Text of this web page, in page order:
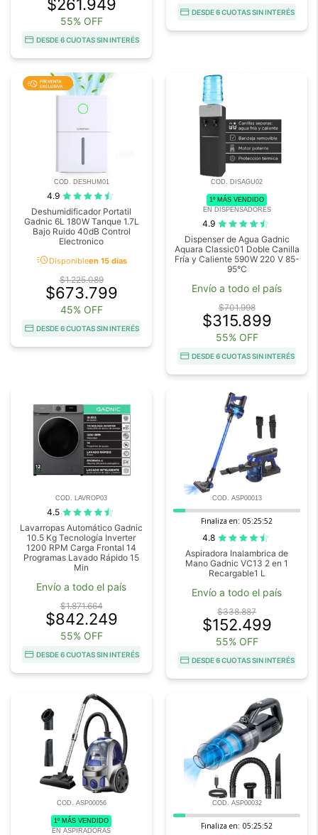
$261.949
55% OFF
DESDE 6 CUOTAS SIN INTERÉS
DESDE 6 CUOTAS SIN INTERÉS
COD. DESHUM01
4.9
Deshumidificador Portatil
Gadnic 6L 180W Tanque 1.7L
Bajo Ruido 40dB Control
Electronico
acuteDisponibleen 15 días
$1.225.089
$673.799
45% OFF
DESDE 6 CUOTAS SIN INTERÉS
COD. DISAGU02
1º MÁS VENDIDO
EN DISPENSADORES
4.9
Dispenser de Agua Gadnic
Aquara Classic01 Doble Canilla
Fría y Caliente 590W 220 V 85-
95°C
Envío a todo el país
$701.998
$315.899
55% OFF
DESDE 6 CUOTAS SIN INTERÉS
COD. LAVROP03
4.5
Lavarropas Automático Gadnic
10.5 Kg Tecnología Inverter
1200 RPM Carga Frontal 14
Programas Lavado Rápido 15
Min
Envío a todo el país
$1.871.664
$842.249
55% OFF
DESDE 6 CUOTAS SIN INTERÉS
COD. ASP00013
Finaliza en: 05:25:51
4.8
Aspiradora Inalambrica de
Mano Gadnic VC13 2 en 1
Recargable1 L
Envío a todo el país
$338.887
$152.499
55% OFF
DESDE 6 CUOTAS SIN INTERÉS
COD. ASP00056
1º MÁS VENDIDO
EN ASPIRADORAS
COD. ASP00032
Finaliza en: 05:25:51